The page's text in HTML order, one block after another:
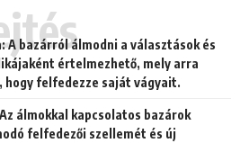
A bazárról álmodni a választások és
értelmezhető, mely arra
hogy felfedezze saját vágyait.
álmokkal kapcsolatos bazárok
felfedezői szellemét és új